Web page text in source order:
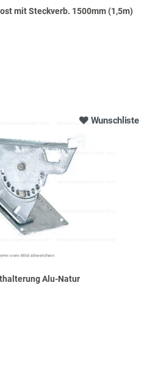
mit Steckverb. 1500mm (1,5m)
Wunschliste
Alu-Natur